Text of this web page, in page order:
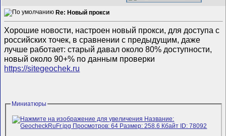
Re: Новый прокси
Хорошие новости, настроен новый прокси, для доступа с
российских точек, в сравнении с предыдущим, даже
лучше работает: старый давал около 80% доступности,
новый около 90+% по данным проверки
https://sitegeochek.ru
Миниатюры